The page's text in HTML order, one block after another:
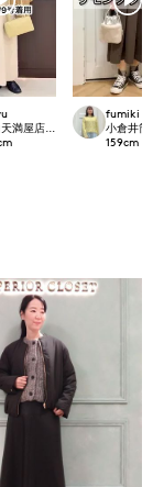
満屋店INED/7-IDconcept./
fumiki
小倉井筒屋
159cm